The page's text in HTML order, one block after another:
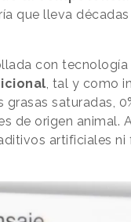
que lleva décadas
con
, tal y como
grasas saturadas,
de origen animal.
artificiales ni